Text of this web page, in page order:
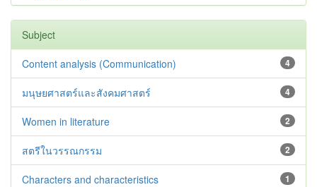
Subject
4
Content analysis (Communication)
4
มนุษยศาสตร์และสังคมศาสตร์
2
Women in literature
2
สตรีในวรรณกรรม
1
Characters and characteristics